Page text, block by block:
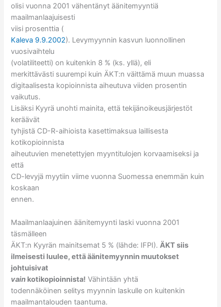
olisi vuonna 2001 vähentänyt äänitemyyntiä
maailmanlaajuisesti
viisi prosenttia (
Kaleva 9.9.2002). Levymyynnin kasvun luonnollinen
vuosivaihtelu
(volatiliteetti) on kuitenkin 8 % (ks. yllä), eli
merkittävästi suurempi kuin ÄKT:n väittämä muun muassa
digitaalisesta kopioinnista aiheutuva viiden prosentin
vaikutus.
Lisäksi Kyyrä unohti mainita, että tekijänoikeusjärjestöt
keräävät
tyhjistä CD-R-aihioista kasettimaksua laillisesta
kotikopioinnista
aiheutuvien menetettyjen myyntitulojen korvaamiseksi ja
että
CD-levyjä myytiin viime vuonna Suomessa enemmän kuin
koskaan
ennen.
Maailmanlaajuinen äänitemyynti laski vuonna 2001
täsmälleen
ÄKT:n Kyyrän mainitsemat 5 % (lähde: IFPI).ÄKT siis
ilmeisesti luulee, että äänitemyynnin muutokset
johtuisivat
vain kotikopioinnista! Vähintään yhtä
todennäköinen selitys myynnin laskulle on kuitenkin
maailmantalouden taantuma.